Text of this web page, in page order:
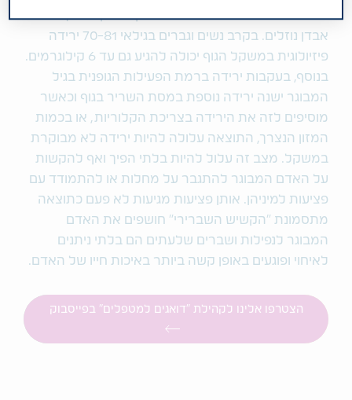
הזה היא ירידה במסת השרירים בגוף ובעקבות כך גם
אבדן נוזלים. בקרב נשים וגברים בגילאי 70-81 ירידה
פיזיולוגית במשקל הגוף יכולה להגיע גם עד 6 קילוגרמים.
בנוסף, בעקבות ירידה ברמת הפעילות הגופנית בגיל
המבוגר ישנה ירידה נוספת במסת השריר בגוף וכאשר
מוסיפים לזה את הירידה בצריכת הקלוריות, או בכמות
המזון הנצרך, התוצאה עלולה להיות ירידה לא מבוקרת
במשקל. מצב זה עלול להיות בלתי הפיך ואף להקשות
על האדם המבוגר להתגבר על מחלות או להתמודד עם
פציעות למיניהן. אותן פציעות מגיעות לא פעם כתוצאה
מתסמונת "הקשיש השברירי" חושפים את האדם
המבוגר לנפילות ושברים שלעתים הם בלתי ניתנים
לאיחוי ופוגעים באופן קשה ביותר באיכות חייו של האדם.
הצטרפו אלינו לקהילת "דואגים למטפלים" בפייסבוק